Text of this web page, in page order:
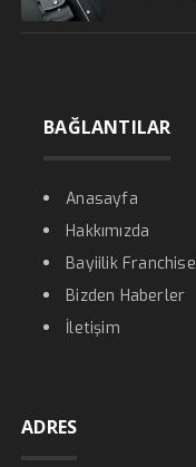
BAĞLANTILAR
Anasayfa
Hakkımızda
Bayiilik Franchise
Bizden Haberler
İletişim
ADRES